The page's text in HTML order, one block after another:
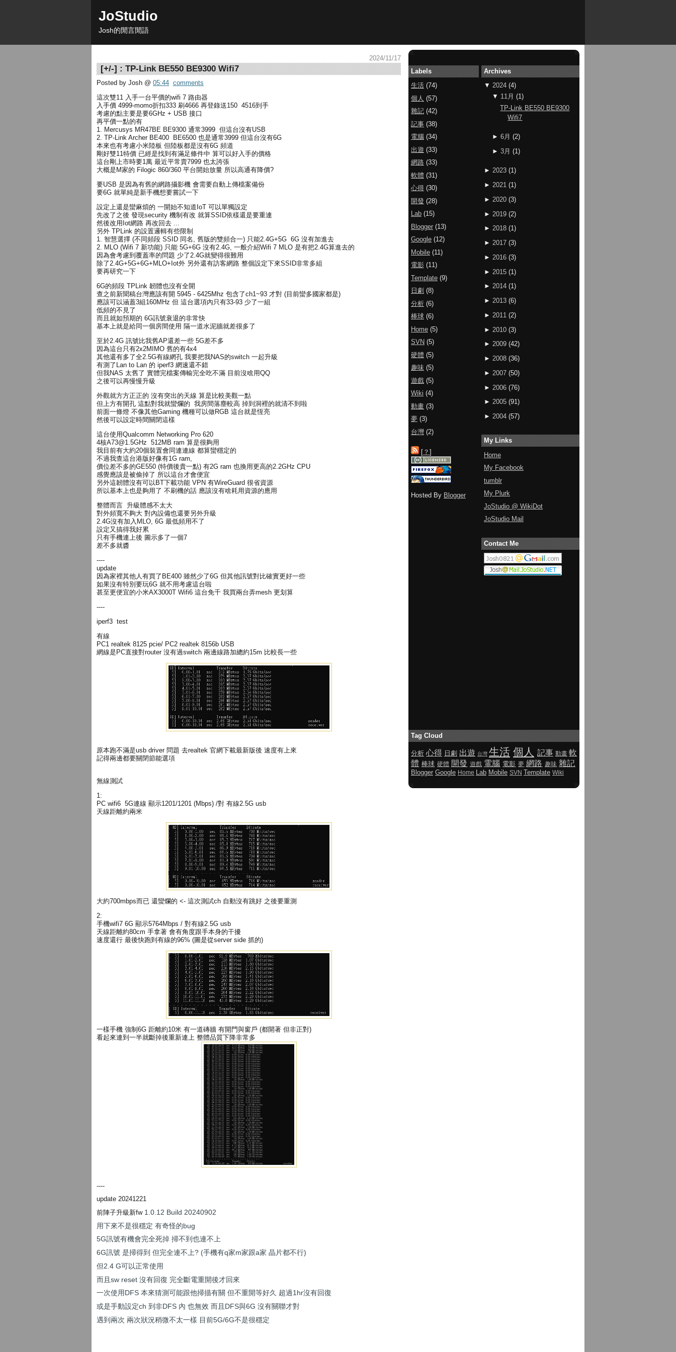
JoStudio
Josh的閒言閒語
2024/11/17
[+/-] :TP-Link BE550 BE9300 Wifi7
Posted by Josh @ 05:44 comments
這次雙11 入手一台平價的wifi 7 路由器
入手價 4999-momo折扣333 刷4666 再登錄送150 4516到手
考慮的點主要是要6GHz + USB 接口
再平價一點的有
1. Mercusys MR47BE BE9300 通常3999 但這台沒有USB
2. TP-Link Archer BE400 BE6500 也是通常3999 但這台沒有6G
本來也有考慮小米陸板 但陸板都是沒有6G 頻道
剛好雙11特價 已經是找到有滿足條件中 算可以好入手的價格
這台剛上市時要1萬 最近平常賣7999 也太誇張
大概是M家的 Filogic 860/360 平台開始放量 所以高通有降價?
要USB 是因為有舊的網路攝影機 會需要自動上傳檔案備份
要6G 就單純是新手機想要嘗試一下
設定上還是蠻麻煩的 一開始不知道IoT 可以單獨設定
先改了之後 發現security 機制有改 就算SSID依樣還是要重連
然後改用Iot網路 再改回去 ...
另外 TPLink 的設置邏輯有些限制
1. 智慧選擇 (不同頻段 SSID 同名, 舊版的雙頻合一) 只能2.4G+5G 6G 沒有加進去
2. MLO (Wifi 7 新功能) 只能 5G+6G 沒有2.4G, 一般介紹Wifi 7 MLO 是有把2.4G算進去的
因為會考慮到覆蓋率的問題 少了2.4G就變得很難用
除了2.4G+5G+6G+MLO+Iot外 另外還有訪客網路 整個設定下來SSID非常多組
要再研究一下
6G的頻段 TPLink 韌體也沒有全開
查之前新聞稿台灣應該有開 5945 - 6425Mhz 包含了ch1~93 才對 (目前蠻多國家都是)
應該可以涵蓋3組160MHz 但 這台選項內只有33-93 少了一組
低頻的不見了
而且就如預期的 6G訊號衰退的非常快
基本上就是給同一個房間使用 隔一道水泥牆就差很多了
至於2.4G 訊號比我舊AP還差一些 5G差不多
因為這台只有2x2MIMO 舊的有4x4
其他還有多了全2.5G有線網孔 我要把我NAS的switch 一起升級
有測了Lan to Lan 的 iperf3 網速還不錯
但我NAS 太舊了 實體完檔案傳輸完全吃不滿 目前沒啥用QQ
之後可以再慢慢升級
外觀就方方正正的 沒有突出的天線 算是比較美觀一點
但上方有開孔 這點對我就蠻爛的 我房間落塵較高 掉到洞裡的就清不到啦
前面一條燈 不像其他Gaming 機種可以做RGB 這台就是恆亮
然後可以設定時間關閉這樣
這台使用Qualcomm Networking Pro 620
4核A73@1.5GHz 512MB ram 算是很夠用
我目前有大約20個裝置會同連連線 都算蠻穩定的
不過我查這台港版好像有1G ram,
價位差不多的GE550 (特價後貴一點) 有2G ram 也換用更高的2.2GHz CPU
感覺應該是被偷掉了 所以這台才會便宜
另外這韌體沒有可以BT下載功能 VPN 有WireGuard 很省資源
所以基本上也是夠用了 不刷機的話 應該沒有啥耗用資源的應用
整體而言 升級體感不太大
對外頻寬不夠大 對內設備也還要另外升級
2.4G沒有加入MLO, 6G 最低頻用不了
設定又搞得我好累
只有手機連上後 圖示多了一個7
差不多就醬
----
update
因為家裡其他人有買了BE400 雖然少了6G 但其他訊號對比確實更好一些
如果沒有特別要玩6G 就不用考慮這台啦
甚至更便宜的小米AX3000T Wifi6 這台免千 我買兩台弄mesh 更划算
----
iperf3 test
有線
PC1 realtek 8125 pcie/ PC2 realtek 8156b USB
網線是PC直接對router 沒有過switch 兩邊線路加總約15m 比較長一些
原本跑不滿是usb driver 問題 去realtek 官網下載最新版後 速度有上來
記得兩邊都要關閉節能選項
無線測試
1:
PC wifi6 5G連線 顯示1201/1201 (Mbps) /對 有線2.5G usb
天線距離約兩米
大約700mbps而已 還蠻爛的 <- 這次測試ch 自動沒有跳好 之後要重測
2:
手機wifi7 6G 顯示5764Mbps / 對有線2.5G usb
天線距離約80cm 手拿著 會有角度跟手本身的干擾
速度還行 最後快跑到有線的96% (圖是從server side 抓的)
一樣手機 強制6G 距離約10米 有一道磚牆 有開門與窗戶 (都開著 但非正對)
看起來連到一半就斷掉後重新連上 整體品質下降非常多
----
update 20241221
前陣子升級新fw 1.0.12 Build 20240902
用下來不是很穩定 有奇怪的bug
5G訊號有機會完全死掉 掃不到也連不上
6G訊號 是掃得到 但完全連不上? (手機有q家m家跟a家 晶片都不行)
但2.4 G可以正常使用
而且sw reset 沒有回復 完全斷電重開後才回來
一次使用DFS 本來猜測可能跟他掃描有關 但不重開等好久 超過1hr沒有回復
或是手動設定ch 到非DFS 內 也無效 而且DFS與6G 沒有關聯才對
遇到兩次 兩次狀況稍微不太一樣 目前5G/6G不是很穩定
Archives
▼ 2024 (4)
▼ 11月 (1)
TP-Link BE550 BE9300
Wifi7
► 6月 (2)
► 3月 (1 )
► 2023 (1)
► 2021 (1)
► 2020 (3)
► 2019 (2)
► 2018 (1)
► 2017 (3)
► 2016 (3)
► 2015 (1)
► 2014 (1)
► 2013 (6)
► 2011 (2)
► 2010 (3)
► 2009 (42)
► 2008 (36)
► 2007 (50)
► 2006 (76)
► 2005 (91)
► 2004 (57)
My Links
Home
My Facebook
tumblr
My Plurk
JoStudio @ WikiDot
JoStudio Mail
Contact Me
Labels
生活 (74)
個人 (57)
雜記 (42)
記事 (38)
電腦 (34)
出遊 (33)
網路 (33)
軟體 (31)
心得 (30)
開發 (28)
Lab (15)
Blogger (13)
Google (12)
Mobile (11)
電影 (11)
Template (9)
日劇 (8)
分析 (6)
棒球 (6)
Home (5)
SVN (5)
硬體 (5)
趣味 (5)
遊戲 (5)
Wiki (4)
動畫 (3)
夢 (3)
台灣 (2)
[ ？ ]
Hosted By Blogger
Tag Cloud
分析 心得 日劇 出遊 台灣 生活 個人 記事 動畫 軟
體 棒球 硬體 開發 遊戲 電腦 電影 夢 網路 趣味 雜記
Blogger Google Home Lab Mobile SVN Template Wiki